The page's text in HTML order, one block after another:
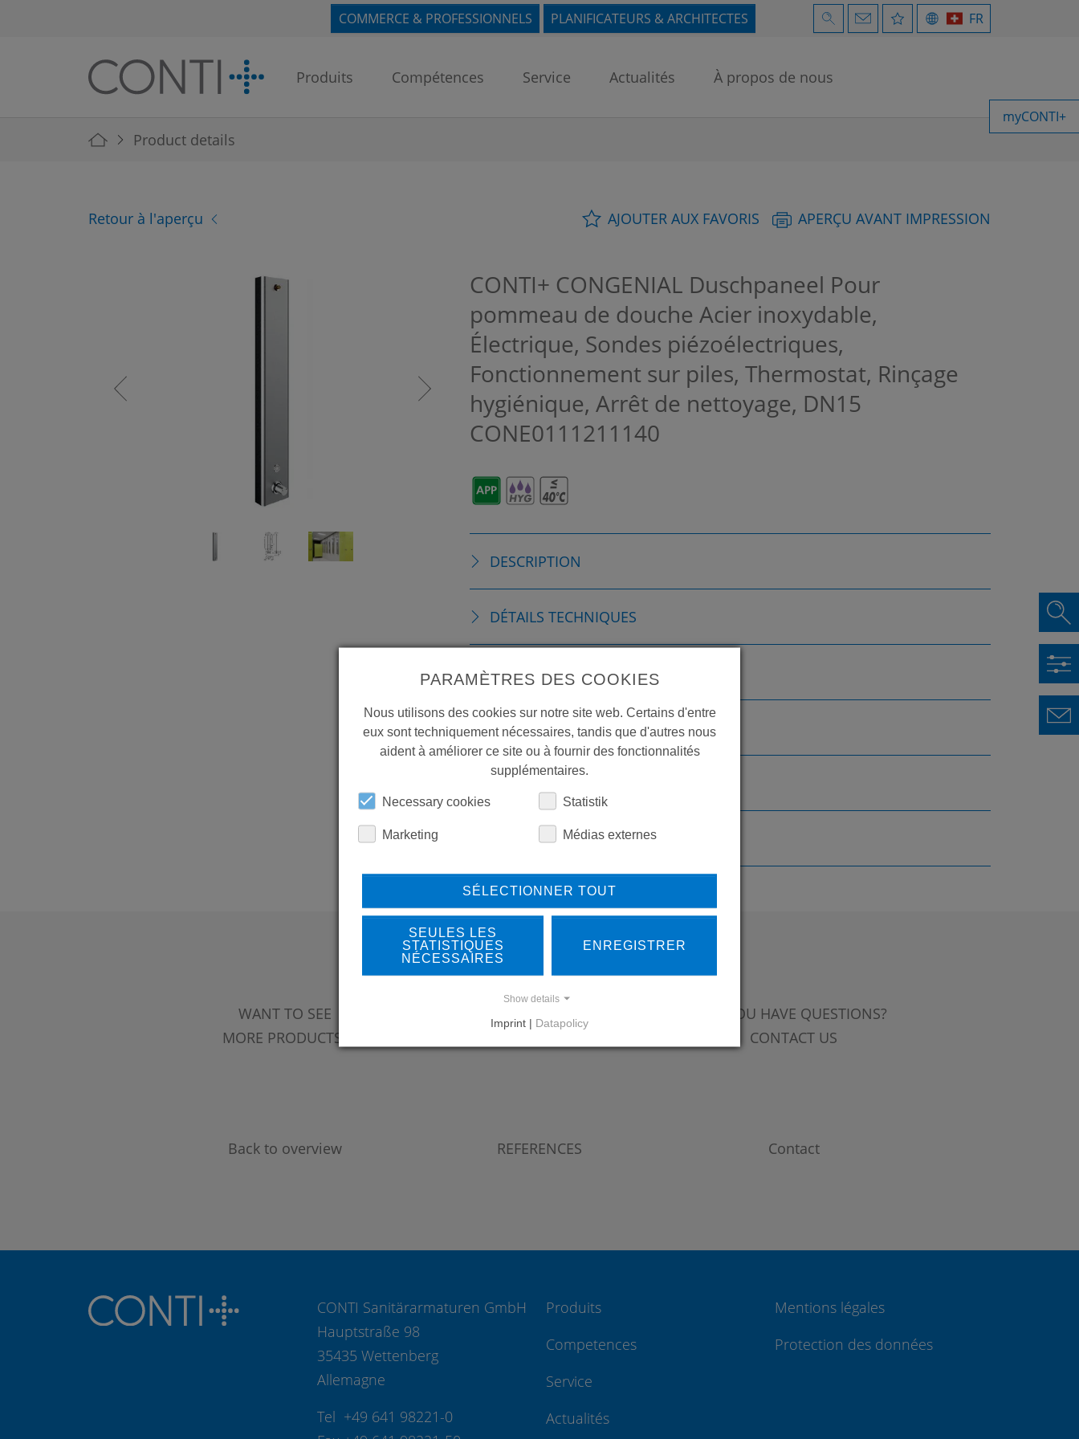
COMMERCE & PROFESSIONNELS PLANIFICATEURS & ARCHITECTES FR
Produits Compétences Service Actualités À propos de nous
myCONTI+
You are here:
Product details
Retour à l'aperçu AJOUTER AUX FAVORIS APERÇU AVANT IMPRESSION
CONTI+ CONGENIAL Duschpaneel Pour
pommeau de douche Acier inoxydable,
Électrique, Sondes piézoélectriques,
Fonctionnement sur piles, Thermostat, Rinçage
hygiénique, Arrêt de nettoyage, DN15
CONE0111211140
DESCRIPTION
DÉTAILS TECHNIQUES
ACCESSOIRES
CONSOMMABLES
PIÈCES DE RECHANGE
TÉLÉCHARGEMENTS
WANT TO SEE
MORE PRODUCTS?
Back to overview REFERENCES
DO YOU HAVE QUESTIONS?
CONTACT US
Contact
CONTI Sanitärarmaturen GmbH
Hauptstraße 98
35435 Wettenberg
Allemagne
Tel +49 641 98221-0
Produits
Competences
Service
Actualités
Mentions légales
Protection des données
PARAMÈTRES DES COOKIES
Nous utilisons des cookies sur notre site web. Certains d'entre
eux sont techniquement nécessaires, tandis que d'autres nous
aident à améliorer ce site ou à fournir des fonctionnalités
supplémentaires.
Necessary cookies Statistik
Marketing Médias externes
SÉLECTIONNER TOUT
SEULES LES
STATISTIQUES
NÉCESSAIRES
ENREGISTRER
Show details
Imprint | Datapolicy